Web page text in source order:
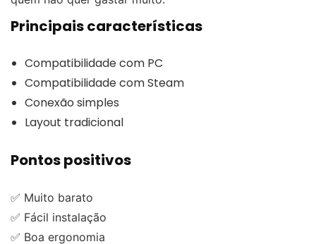
Principais características
Compatibilidade com PC
Compatibilidade com Steam
Conexão simples
Layout tradicional
Pontos positivos
✅ Muito barato
✅ Fácil instalação
✅ Boa ergonomia